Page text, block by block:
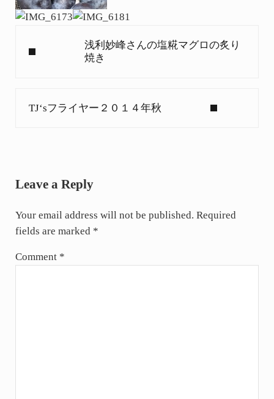
浅利妙峰さんの塩糀マグロの炙り
焼き
TJ‘sフライヤー２０１４年秋
Leave a Reply
Your email address will not be published. Required
fields are marked *
Comment *